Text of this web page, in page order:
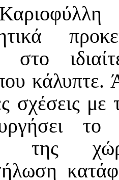
στο
κάλυπτε.
σχέσεις
το
της